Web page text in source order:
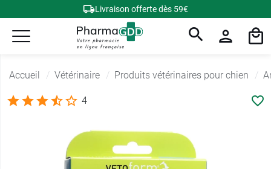
Livraison offerte dès 59€
Accueil Vétérinaire Produits vétérinaires pour chien
4